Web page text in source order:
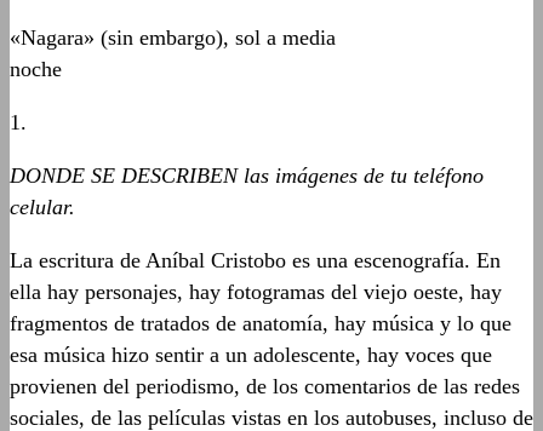
«Nagara» (sin embargo), sol a media
noche
1.
DONDE SE DESCRIBEN las imágenes de tu teléfono
celular.
La escritura de Aníbal Cristobo es una escenografía. En
ella hay personajes, hay fotogramas del viejo oeste, hay
fragmentos de tratados de anatomía, hay música y lo que
esa música hizo sentir a un adolescente, hay voces que
provienen del periodismo, de los comentarios de las redes
sociales, de las películas vistas en los autobuses, incluso de